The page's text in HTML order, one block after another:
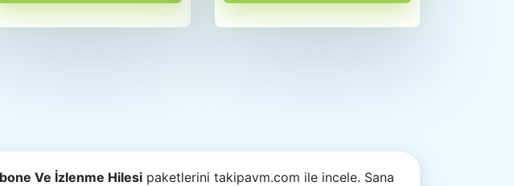
Ve İzlenme Hilesi paketlerini takipavm.com ile incele. Sana